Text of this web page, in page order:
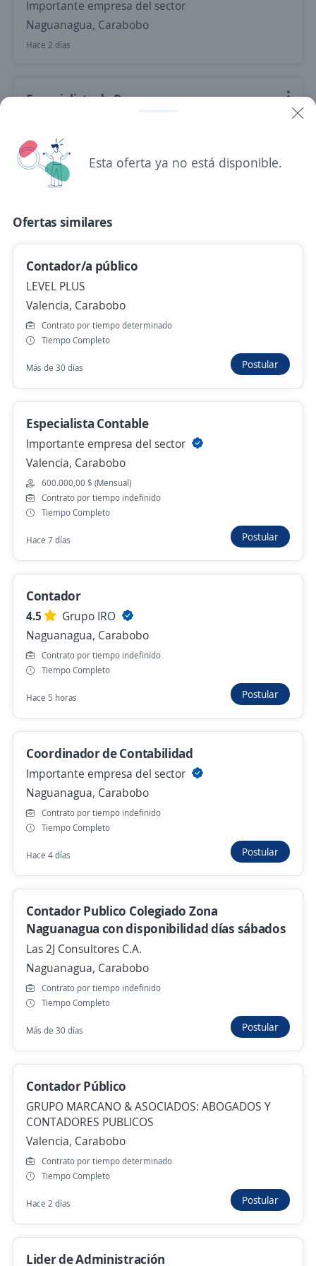
Importante empresa del sector
Naguanagua, Carabobo
Hace 2 días
Especialista de Procesos
Valencia, Carabobo
60.000,00 $ (Mensual)
Hace 2 días
Importante empresa del sector
Naguanagua, Carabobo
Analista de Soporte de Software
(Especialista SQL)
Valencia, Carabobo
Hace 2 días
Importante empresa del sector Industrial
Valencia, Carabobo
Hace 3 días
Se precisa Urgente
Especialista en Compras Internacionales
Valencia, Carabobo
Hace 3 días
Especialista Administrativa
Novita Muebles
Hace 4 días
Especialista Red IP, Nivel I, (Noc)
Corporacion Fibex Telecom C.A.
Valencia, Carabobo
40.000,00 $ (Mensual)
Hace 4 días
Especialista en IA
Importante empresa del sector
Valencia, Carabobo
Hace 4 días
Ambiente
Untables Don Tito C.A
Esta oferta ya no está disponible.
Ofertas similares
Contador/a público
LEVEL PLUS
Valencia, Carabobo
Contrato por tiempo determinado
Tiempo Completo
Más de 30 días Postular
Especialista Contable
Importante empresa del sector
Valencia, Carabobo
600.000,00 $ (Mensual)
Contrato por tiempo indefinido
Tiempo Completo
Hace 7 días Postular
Contador
4.5
Grupo IRO
Naguanagua, Carabobo
Contrato por tiempo indefinido
Tiempo Completo
Hace 5 horas Postular
Coordinador de Contabilidad
Importante empresa del sector
Naguanagua, Carabobo
Contrato por tiempo indefinido
Tiempo Completo
Hace 4 días Postular
Contador Publico Colegiado Zona
Naguanagua con disponibilidad días sábados
Las 2J Consultores C.A.
Naguanagua, Carabobo
Contrato por tiempo indefinido
Tiempo Completo
Más de 30 días Postular
Contador Público
GRUPO MARCANO & ASOCIADOS: ABOGADOS Y
CONTADORES PUBLICOS
Valencia, Carabobo
Contrato por tiempo determinado
Tiempo Completo
Hace 2 días Postular
Lider de Administración